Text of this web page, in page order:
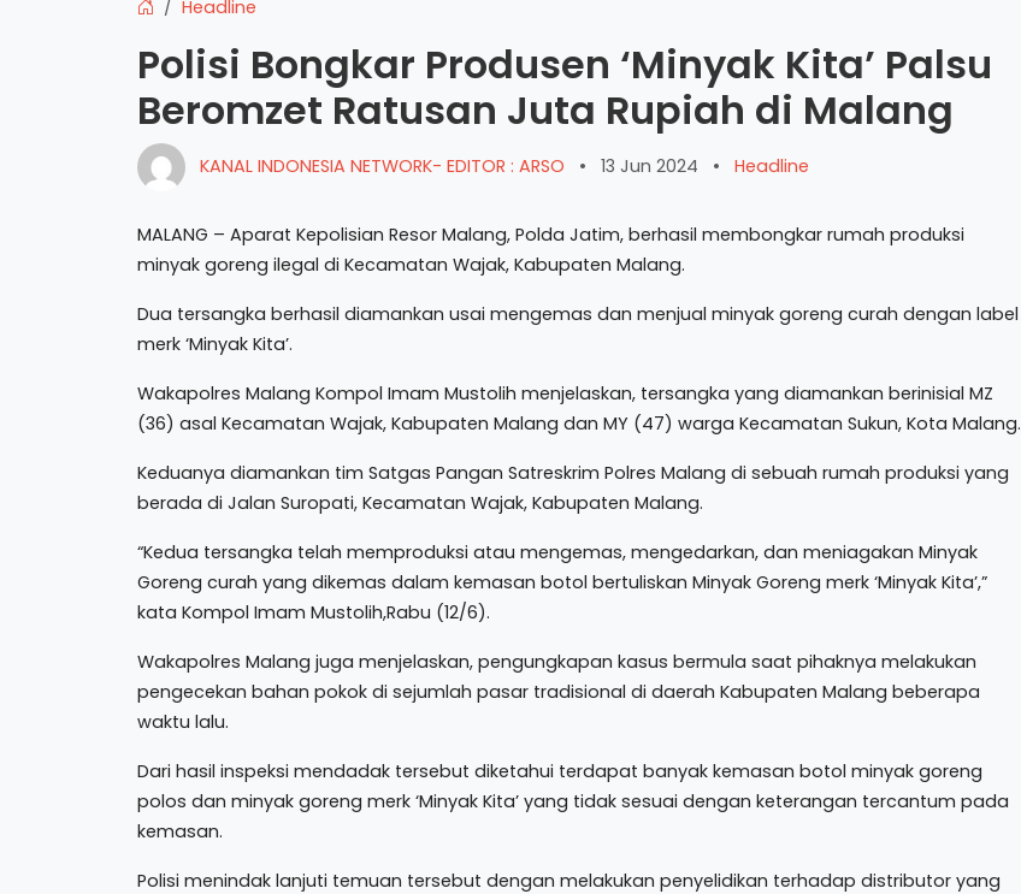
Headline
Polisi Bongkar Produsen ‘Minyak Kita’ Palsu
Beromzet Ratusan Juta Rupiah di Malang
KANAL INDONESIA NETWORK- EDITOR : ARSO • 13 Jun 2024 • Headline
MALANG – Aparat Kepolisian Resor Malang, Polda Jatim, berhasil membongkar rumah produksi
minyak goreng ilegal di Kecamatan Wajak, Kabupaten Malang.
Dua tersangka berhasil diamankan usai mengemas dan menjual minyak goreng curah dengan label
merk ‘Minyak Kita’.
Wakapolres Malang Kompol Imam Mustolih menjelaskan, tersangka yang diamankan berinisial MZ
(36) asal Kecamatan Wajak, Kabupaten Malang dan MY (47) warga Kecamatan Sukun, Kota Malang.
Keduanya diamankan tim Satgas Pangan Satreskrim Polres Malang di sebuah rumah produksi yang
berada di Jalan Suropati, Kecamatan Wajak, Kabupaten Malang.
“Kedua tersangka telah memproduksi atau mengemas, mengedarkan, dan meniagakan Minyak
Goreng curah yang dikemas dalam kemasan botol bertuliskan Minyak Goreng merk ‘Minyak Kita’,”
kata Kompol Imam Mustolih,Rabu (12/6).
Wakapolres Malang juga menjelaskan, pengungkapan kasus bermula saat pihaknya melakukan
pengecekan bahan pokok di sejumlah pasar tradisional di daerah Kabupaten Malang beberapa
waktu lalu.
Dari hasil inspeksi mendadak tersebut diketahui terdapat banyak kemasan botol minyak goreng
polos dan minyak goreng merk ‘Minyak Kita’ yang tidak sesuai dengan keterangan tercantum pada
kemasan.
Polisi menindak lanjuti temuan tersebut dengan melakukan penyelidikan terhadap distributor yang